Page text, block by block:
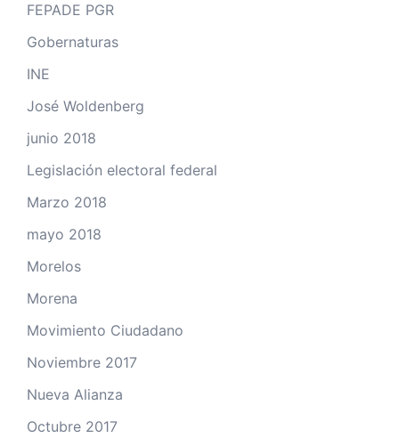
FEPADE PGR
Gobernaturas
INE
José Woldenberg
junio 2018
Legislación electoral federal
Marzo 2018
mayo 2018
Morelos
Morena
Movimiento Ciudadano
Noviembre 2017
Nueva Alianza
Octubre 2017